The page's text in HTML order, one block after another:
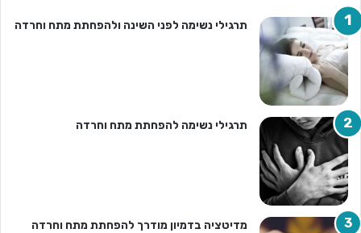
תרגילי נשימה לפני השינה ולהפחתת מתח וחרדה
תרגילי נשימה להפחתת מתח וחרדה
מדיטציה בדמיון מודרך להפחתת מתח וחרדה